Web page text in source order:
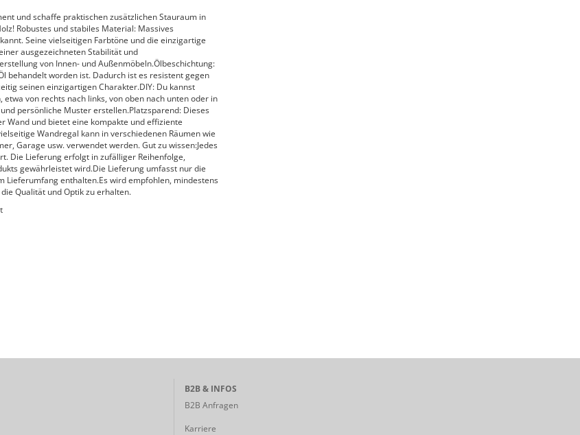
und schaffe praktischen zusätzlichen Stauraum in
Robustes und stabiles Material: Massives
Seine vielseitigen Farbtöne und die einzigartige
ausgezeichneten Stabilität und
von Innen- und Außenmöbeln.Ölbeschichtung:
behandelt worden ist. Dadurch ist es resistent gegen
seinen einzigartigen Charakter.DIY: Du kannst
von rechts nach links, von oben nach unten oder in
persönliche Muster erstellen.Platzsparend: Dieses
Wand und bietet eine kompakte und effiziente
Wandregal kann in verschiedenen Räumen wie
Garage usw. verwendet werden. Gut zu wissen:Jedes
Die Lieferung erfolgt in zufälliger Reihenfolge,
gewährleistet wird.Die Lieferung umfasst nur die
Lieferumfang enthalten.Es wird empfohlen, mindestens
Qualität und Optik zu erhalten.
B2B & INFOS
B2B Anfragen
Karriere